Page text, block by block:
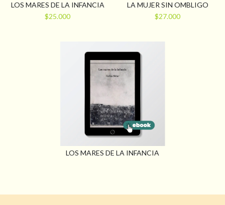
LOS MARES DE LA INFANCIA
$25.000
LA MUJER SIN OMBLIGO
$27.000
LOS MARES DE LA INFANCIA